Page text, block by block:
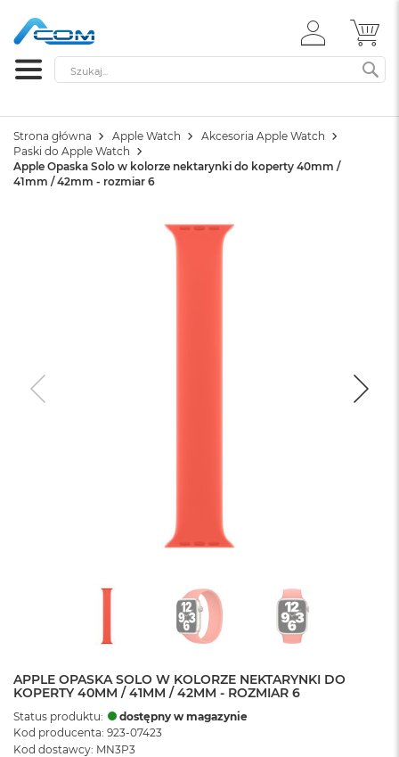
ZALOGUJ
SIĘ
Szukaj
Strona główna Apple Watch
Akcesoria Apple Watch
Paski do Apple Watch
Apple Opaska Solo w kolorze nektarynki do koperty 40mm /
41mm / 42mm - rozmiar 6
APPLE OPASKA SOLO W KOLORZE NEKTARYNKI DO
KOPERTY 40MM / 41MM / 42MM - ROZMIAR 6
Status produktu:
dostępny w magazynie
Kod producenta: 923-07423
Kod dostawcy: MN3P3